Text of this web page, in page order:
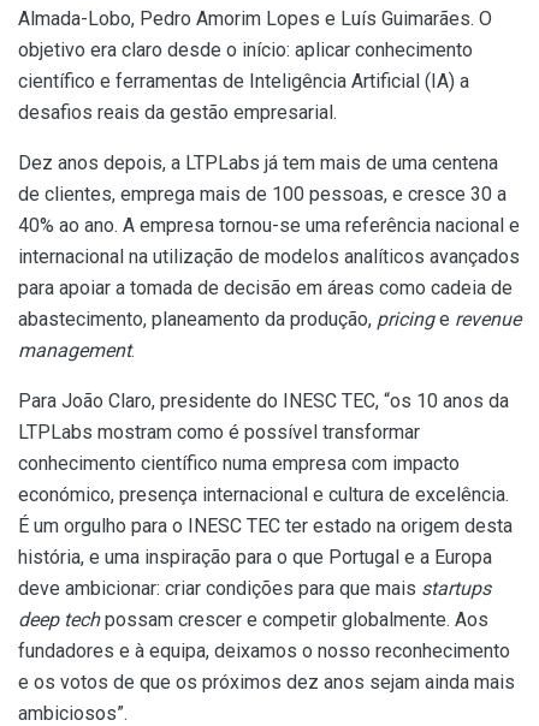
Almada-Lobo, Pedro Amorim Lopes e Luís Guimarães. O
objetivo era claro desde o início: aplicar conhecimento
científico e ferramentas de Inteligência Artificial (IA) a
desafios reais da gestão empresarial.
Dez anos depois, a LTPLabs já tem mais de uma centena
de clientes, emprega mais de 100 pessoas, e cresce 30 a
40% ao ano. A empresa tornou-se uma referência nacional e
internacional na utilização de modelos analíticos avançados
para apoiar a tomada de decisão em áreas como cadeia de
abastecimento, planeamento da produção, pricinge revenue
management.
Para João Claro, presidente do INESC TEC, “os 10 anos da
LTPLabs mostram como é possível transformar
conhecimento científico numa empresa com impacto
económico, presença internacional e cultura de excelência.
É um orgulho para o INESC TEC ter estado na origem desta
história, e uma inspiração para o que Portugal e a Europa
deve ambicionar: criar condições para que mais startups
deep techpossam crescer e competir globalmente. Aos
fundadores e à equipa, deixamos o nosso reconhecimento
e os votos de que os próximos dez anos sejam ainda mais
ambiciosos”.